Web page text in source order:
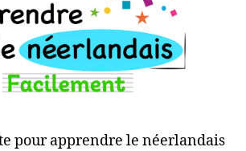
pour apprendre le néerlandais